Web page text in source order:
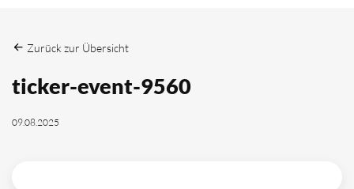
Zurück zur Übersicht
ticker-event-9560
09.08.2025